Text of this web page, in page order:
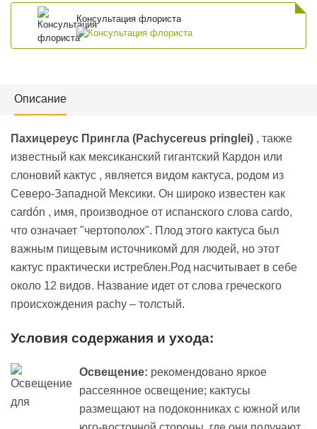
Консультация флориста
Описание
Пахицереус Прингла (Pachycereus pringlei) , также
известный как мексиканский гигантский Кардон или
слоновий кактус , является видом кактуса, родом из
Северо-Западной Мексики. Он широко известен как
cardón , имя, производное от испанского слова cardo,
что означает "чертополох". Плод этого кактуса был
важным пищевым источникомй для людей, но этот
кактус практически истреблен.Род насчитывает в себе
около 12 видов. Название идет от слова греческого
происхождения pachy – толстый.
Условия содержания и ухода:
Освещение: рекомендовано яркое
рассеянное освещение; кактусы
размещают на подоконниках с южной или